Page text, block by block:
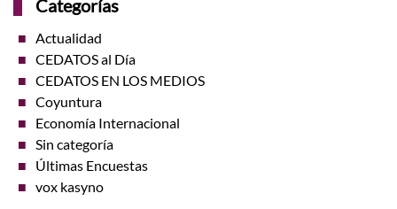
Categorías
Actualidad
CEDATOS al Día
CEDATOS EN LOS MEDIOS
Coyuntura
Economía Internacional
Sin categoría
Últimas Encuestas
vox kasyno